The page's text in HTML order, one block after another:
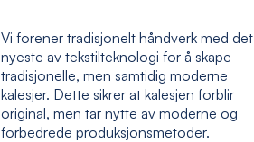
Vi forener tradisjonelt håndverk med det
nyeste av tekstilteknologi for å skape
tradisjonelle, men samtidig moderne
kalesjer. Dette sikrer at kalesjen forblir
original, men tar nytte av moderne og
forbedrede produksjonsmetoder.